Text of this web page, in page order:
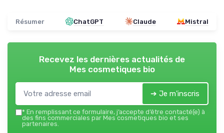
Résumer ChatGPT Claude Mistral
Recevez les dernières actualités de
Mes cosmetiques bio
➔ Je m'inscris
* En remplissant ce formulaire, j’accepte d’être contacté(e) à
des fins commerciales par Mes cosmetiques bio et ses
partenaires.